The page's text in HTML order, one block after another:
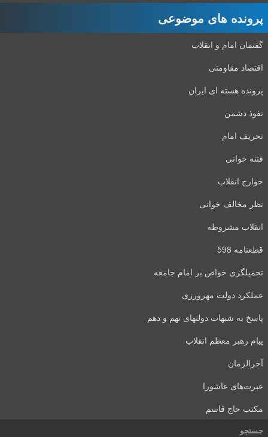
پرونده های موضوعی
گفتمان امام و انقلاب
اقتصاد مقاومتی
پرونده هسته ای ایران
نفوذ دشمن
تحریف امام
فتنه خوانی
خوارج انقلاب
نظر مخالف خوانی
انقلاب مشروطه
قطعنامه 598
تحمیلگری خواص بر امام جامعه
عملکرد دولت مهرورزی
پاسخ به شبهات دولتهای نهم و دهم
پیام رهبر معظم انقلاب
آخرالزمان
عبرت‌های عاشورا
مکتب حاج قاسم
جستجو